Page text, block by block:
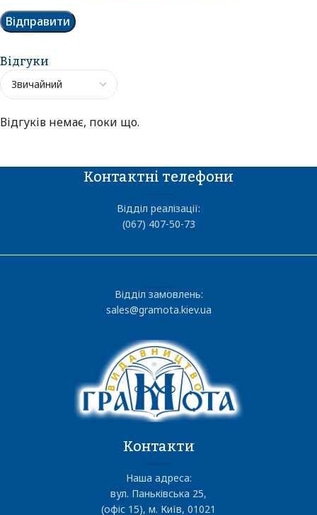
Відгуки
Відгуків немає, поки що.
Контактні телефони
Відділ реалізації:
(067) 407-50-73
Відділ замовлень:
sales@gramota.kiev.ua
Контакти
Наша адреса:
вул. Паньківська 25,
(офіс 15), м. Київ, 01021